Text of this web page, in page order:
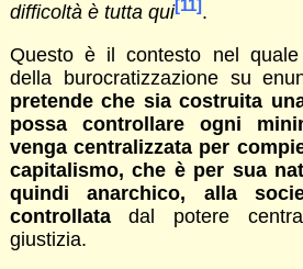
difficoltà è tutta qui[11].
Questo è il contesto nel
della burocratizzazione su
pretende che sia costruita
possa controllare ogni
venga centralizzata per
capitalismo, che è per sua
quindi anarchico, alla
controllatadal potere
giustizia.